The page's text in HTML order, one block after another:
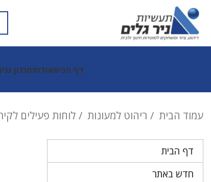
דף הביתאודותתכנון
עמוד הבית ריהוט למעונות לוחות פעילים
דף הבית
חדש באתר